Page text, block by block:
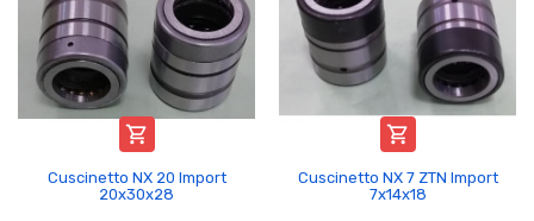

Cuscinetto NX 20 Import
20x30x28

Cuscinetto NX 7 ZTN Import
7x14x18